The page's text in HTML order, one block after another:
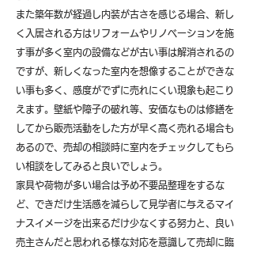
また築年数が経過し内装が古さを感じる場合、新し
く入居される方はリフォームやリノベーションを施
す事が多く室内の設備などが古い事は解消されるの
ですが、新しくなった室内を想像することができな
い事も多く、感度がでずに売れにくい現象も起こり
えます。壁紙や障子の破れ等、安価なものは修繕を
してから販売活動をした方が早く高く売れる場合も
あるので、売却の相談時に室内をチェックしてもら
い相談をしてみると良いでしょう。
​家具や荷物が多い場合は予め不要品整理をするな
ど、できだけ生活感を減らして見学者に与えるマイ
ナスイメージを出来るだけ少なくする努力と、良い
売主さんだと思われる様な対応を意識して売却に臨